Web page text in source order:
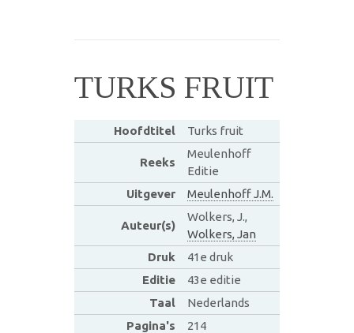
TURKS FRUIT
Hoofdtitel Turks fruit
Reeks
Meulenhoff
Editie
Uitgever
Meulenhoff J.M.
Auteur(s)
Wolkers, J.,
Wolkers, Jan
Druk
41e druk
Editie
43e editie
Taal
Nederlands
Pagina's
214